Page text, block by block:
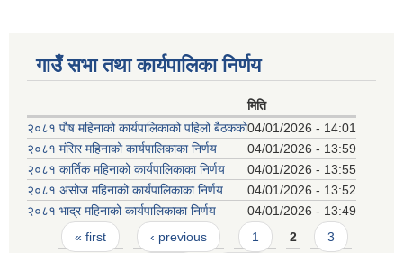
गाउँ सभा तथा कार्यपालिका निर्णय
मिति
२०८१ पौष महिनाको कार्यपालिकाको पहिलो बैठकको04/01/2026 - 14:01
२०८१ मंसिर महिनाको कार्यपालिकाका निर्णय
04/01/2026 - 13:59
२०८१ कार्तिक महिनाको कार्यपालिकाका निर्णय
04/01/2026 - 13:55
२०८१ असोज महिनाको कार्यपालिकाका निर्णय
04/01/2026 - 13:52
२०८१ भाद्र महिनाको कार्यपालिकाका निर्णय
04/01/2026 - 13:49
Pages
« first ‹ previous 1 2 3